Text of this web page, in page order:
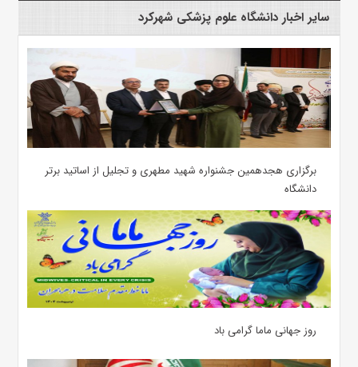
سایر اخبار دانشگاه علوم پزشکی شهرکرد
برگزاری هجدهمین جشنواره شهید مطهری و تجلیل از اساتید برتر
دانشگاه
روز جهانی ماما گرامی باد